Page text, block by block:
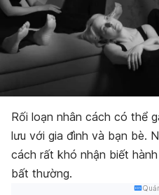
Rối loạn nhân cách có thể
lưu với gia đình và bạn bè.
cách rất khó nhận biết
bất thường.